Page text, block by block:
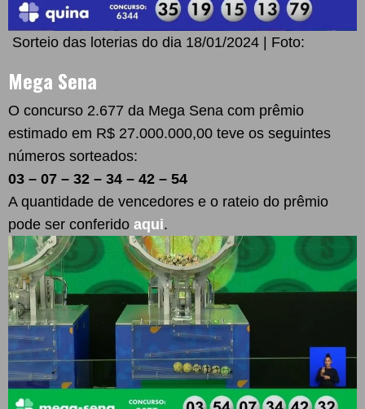
Sorteio das loterias do dia 18/01/2024 | Foto:
Mega Sena
O concurso 2.677 da Mega Sena com prêmio
estimado em R$ 27.000.000,00 teve os seguintes
números sorteados:
03 – 07 – 32 – 34 – 42 – 54
A quantidade de vencedores e o rateio do prêmio
pode ser conferido aqui.